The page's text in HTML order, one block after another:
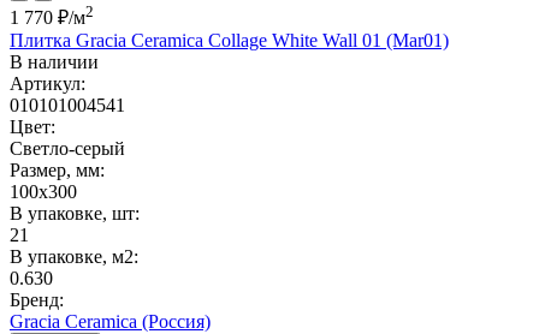
1 770 ₽/м2
Плитка Gracia Ceramica Collage White Wall 01 (Mar01)
В наличии
Артикул:
010101004541
Цвет:
Светло-серый
Размер, мм:
100x300
В упаковке, шт:
21
В упаковке, м2:
0.630
Бренд:
Gracia Ceramica (Россия)